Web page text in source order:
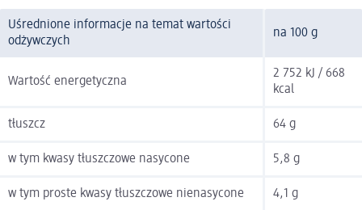
Uśrednione informacje na temat wartości
odżywczych
na 100 g
Wartość energetyczna
2 752 kJ / 668
kcal
tłuszcz 64 g
w tym kwasy tłuszczowe nasycone 5,8 g
w tym proste kwasy tłuszczowe nienasycone 4,1 g